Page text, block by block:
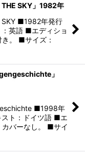
SKY」1982年
SKY ■1982年発行
：英語 ■エディショ
。 ■サイズ：
」
■1998年
ト：ドイツ語 ■エ
カバーなし。 ■サイ